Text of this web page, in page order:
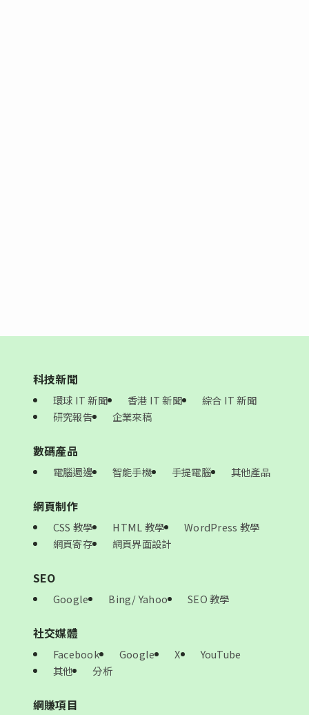
科技新聞
環球 IT 新聞 香港 IT 新聞
綜合 IT 新聞
研究報告
企業來稿
數碼產品
電腦週邊 智能手機 手提電腦 其他產品
網頁制作
CSS 教學 HTML 教學
WordPress 教學
網頁寄存
網頁界面設計
SEO
Google Bing/ Yahoo SEO 教學
社交媒體
Facebook Google X
YouTube
其他
分析
網賺項目